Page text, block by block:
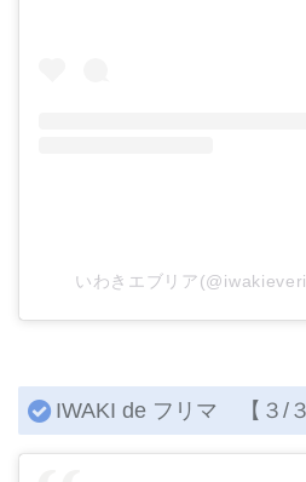
いわきエブリア
IWAKI de フリマ 【３/３